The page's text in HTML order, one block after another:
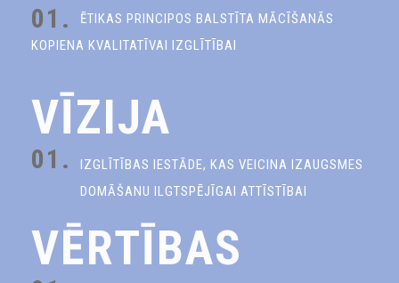
01.
ĒTIKAS PRINCIPOS BALSTĪTA MĀCĪŠANĀS
KOPIENA KVALITATĪVAI IZGLĪTĪBAI
VĪZIJA
01.
IZGLĪTĪBAS IESTĀDE, KAS VEICINA IZAUGSMES
DOMĀŠANU ILGTSPĒJĪGAI ATTĪSTĪBAI
VĒRTĪBAS